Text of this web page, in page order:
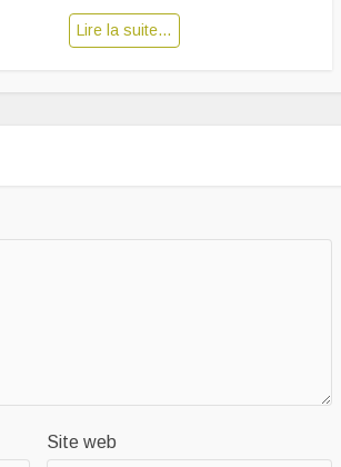
Lire la suite…
Site web